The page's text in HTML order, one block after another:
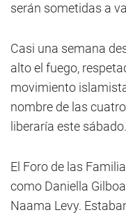
serán sometidas a
Casi una semana
alto el fuego,
movimiento
nombre de las
liberaría este sábado.
El Foro de las
como Daniella
Naama Levy.